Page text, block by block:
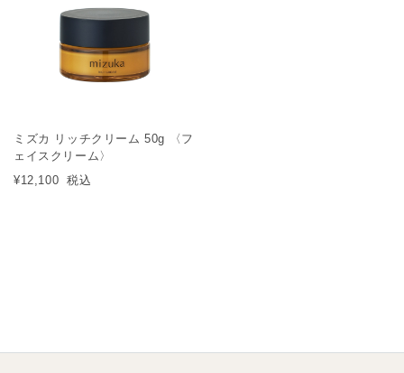
ミズカ リッチクリーム 50g 〈フ
ェイスクリーム〉
¥12,100 税込